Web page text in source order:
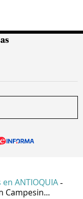
ANTIOQUIA -
Campesin...